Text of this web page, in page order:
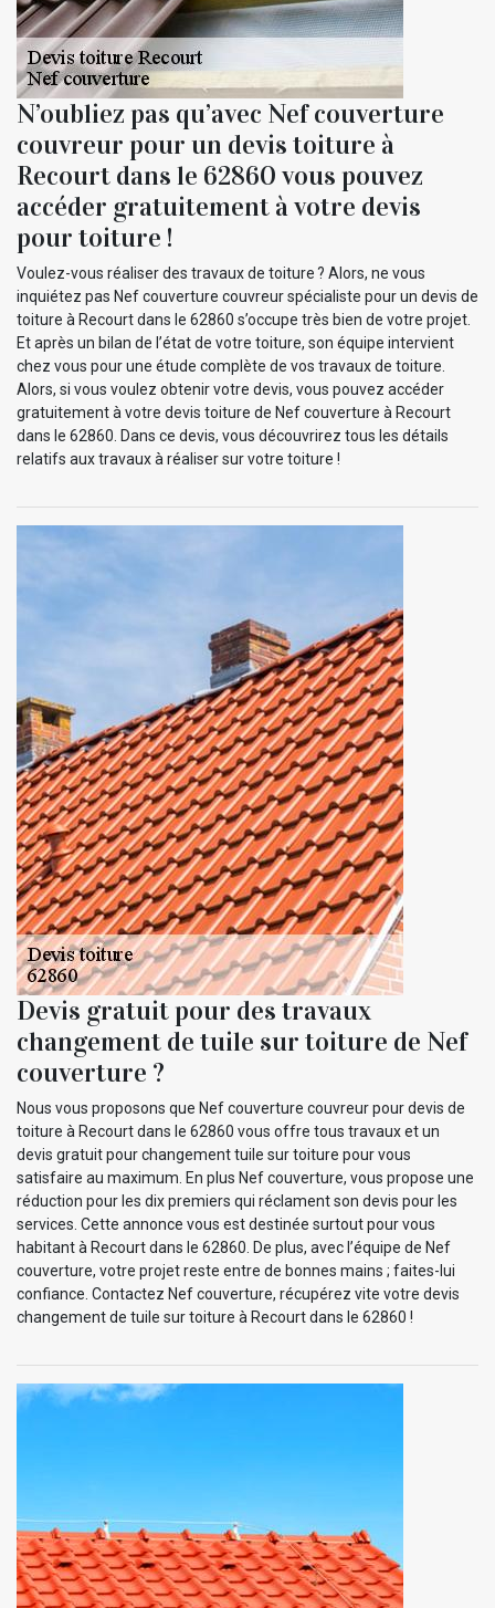
N’oubliez pas qu’avec Nef couverture
couvreur pour un devis toiture à
Recourt dans le 62860 vous pouvez
accéder gratuitement à votre devis
pour toiture !
Voulez-vous réaliser des travaux de toiture ? Alors, ne vous
inquiétez pas Nef couverture couvreur spécialiste pour un devis de
toiture à Recourt dans le 62860 s’occupe très bien de votre projet.
Et après un bilan de l’état de votre toiture, son équipe intervient
chez vous pour une étude complète de vos travaux de toiture.
Alors, si vous voulez obtenir votre devis, vous pouvez accéder
gratuitement à votre devis toiture de Nef couverture à Recourt
dans le 62860. Dans ce devis, vous découvrirez tous les détails
relatifs aux travaux à réaliser sur votre toiture !
Devis gratuit pour des travaux
changement de tuile sur toiture de Nef
couverture ?
Nous vous proposons que Nef couverture couvreur pour devis de
toiture à Recourt dans le 62860 vous offre tous travaux et un
devis gratuit pour changement tuile sur toiture pour vous
satisfaire au maximum. En plus Nef couverture, vous propose une
réduction pour les dix premiers qui réclament son devis pour les
services. Cette annonce vous est destinée surtout pour vous
habitant à Recourt dans le 62860. De plus, avec l’équipe de Nef
couverture, votre projet reste entre de bonnes mains ; faites-lui
confiance. Contactez Nef couverture, récupérez vite votre devis
changement de tuile sur toiture à Recourt dans le 62860 !